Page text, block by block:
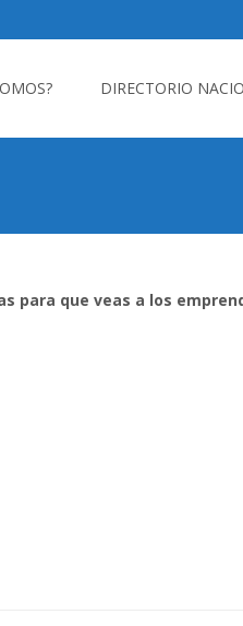
DIRECTORIO
para que veas a los